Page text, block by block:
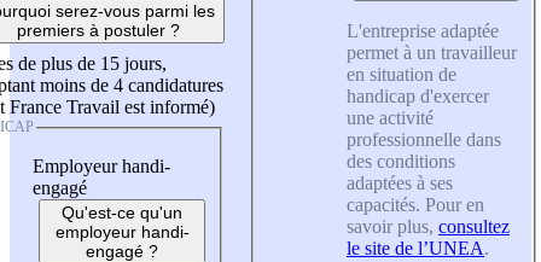
serez-vous parmi les
premiers à postuler ?
de plus de 15 jours,
moins de 4 candidatures
France Travail est informé)
Employeur handi-
engagé
Qu'est-ce qu'un
employeur handi-
engagé ?
L'entreprise adaptée
permet à un travailleur
en situation de
handicap d'exercer
une activité
professionnelle dans
des conditions
adaptées à ses
capacités. Pour en
savoir plus, consultez
le site de l’UNEA.